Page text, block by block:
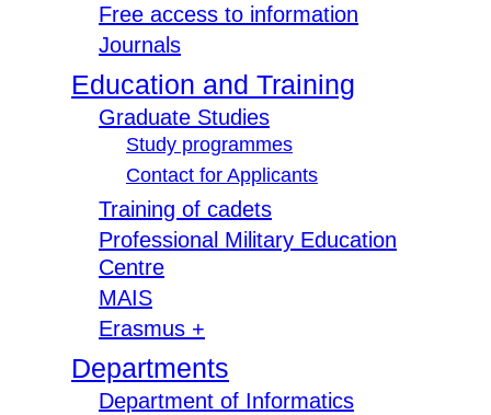
Free access to information
Journals
Education and Training
Graduate Studies
Study programmes
Contact for Applicants
Training of cadets
Professional Military Education
Centre
MAIS
Erasmus +
Departments
Department of Informatics